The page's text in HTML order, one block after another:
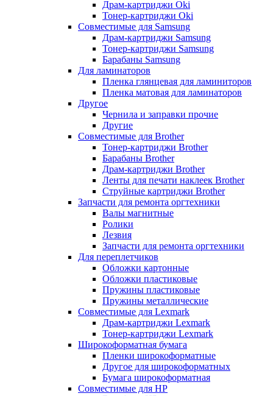
Драм-картриджи Oki
Тонер-картриджи Oki
Совместимые для Samsung
Драм-картриджи Samsung
Тонер-картриджи Samsung
Барабаны Samsung
Для ламинаторов
Пленка глянцевая для ламиниторов
Пленка матовая для ламинаторов
Другое
Чернила и заправки прочие
Другие
Совместимые для Brother
Тонер-картриджи Brother
Барабаны Brother
Драм-картриджи Brother
Ленты для печати наклеек Brother
Струйные картриджи Brother
Запчасти для ремонта оргтехники
Валы магнитные
Ролики
Лезвия
Запчасти для ремонта оргтехники
Для переплетчиков
Обложки картонные
Обложки пластиковые
Пружины пластиковые
Пружины металлические
Совместимые для Lexmark
Драм-картриджи Lexmark
Тонер-картриджи Lexmark
Широкоформатная бумага
Пленки широкоформатные
Другое для широкоформатных
Бумага широкоформатная
Совместимые для HP